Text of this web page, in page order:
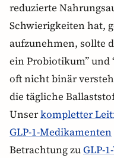
reduzierte
Schwierigkeiten hat,
aufzunehmen, sollte
ein Probiotikum” und
oft nicht binär
die tägliche
Unserkompletter
GLP-1-Medikamenten
Betrachtung zuGLP-